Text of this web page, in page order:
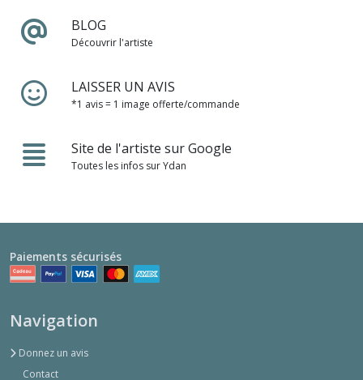
BLOG
Découvrir l'artiste
LAISSER UN AVIS
*1 avis = 1 image offerte/commande
Site de l'artiste sur Google
Toutes les infos sur Ydan
Paiements sécurisés
Navigation
Donnez un avis
Contact